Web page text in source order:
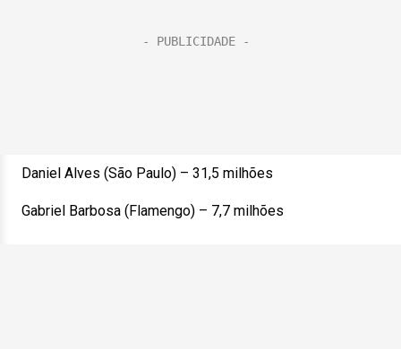
Daniel Alves (São Paulo) – 31,5 milhões
Gabriel Barbosa (Flamengo) – 7,7 milhões